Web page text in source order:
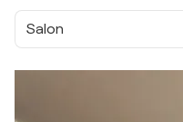
Salon